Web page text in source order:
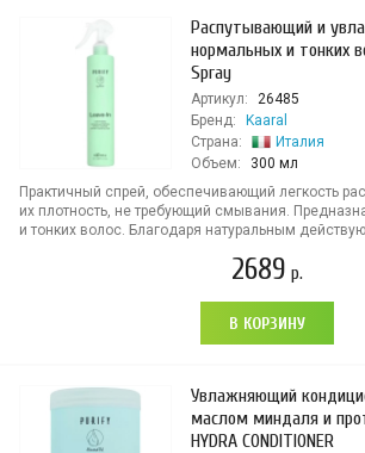
Распутывающий и
нормальных и тонких
Spray
Артикул:
26485
Бренд:
Kaaral
Страна:
Италия
Объем:
300 мл
Практичный спрей, обеспечивающий легкость
их плотность, не требующий смывания.
и тонких волос. Благодаря натуральным
2689 р.
В КОРЗИНУ
Увлажняющий
маслом миндаля и
HYDRA CONDITIONER